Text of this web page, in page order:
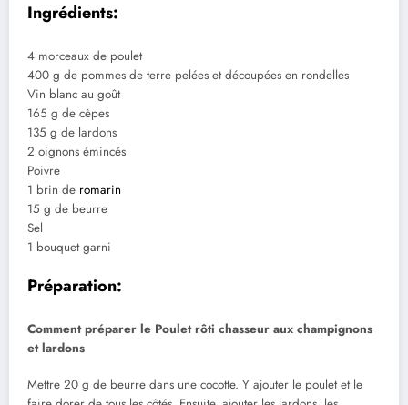
Ingrédients:
4 morceaux de poulet
400 g de pommes de terre pelées et découpées en rondelles
Vin blanc au goût
165 g de cèpes
135 g de lardons
2 oignons émincés
Poivre
1 brin de romarin
15 g de beurre
Sel
1 bouquet garni
Préparation:
Comment préparer le Poulet rôti chasseur aux champignons
et lardons
Mettre 20 g de beurre dans une cocotte. Y ajouter le poulet et le